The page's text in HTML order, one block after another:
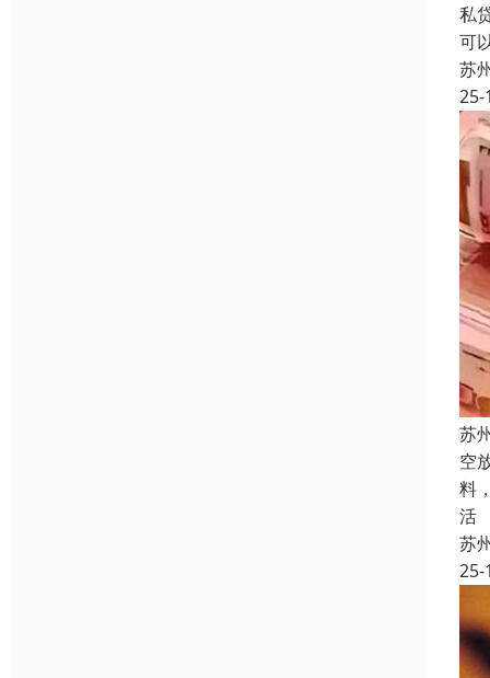
私
可
苏
25-
苏
空
料
活
苏
25-